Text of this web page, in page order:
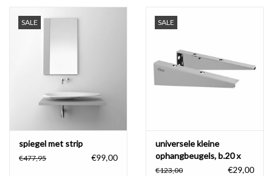
Badkamer accessoires
Ligbaden
Toiletten
SALE
spiegel met strip
€477,95 €99,00
SALE
universele kleine
ophangbeugels, b.20 x
h.5,5 cm
€123,00 €29,00